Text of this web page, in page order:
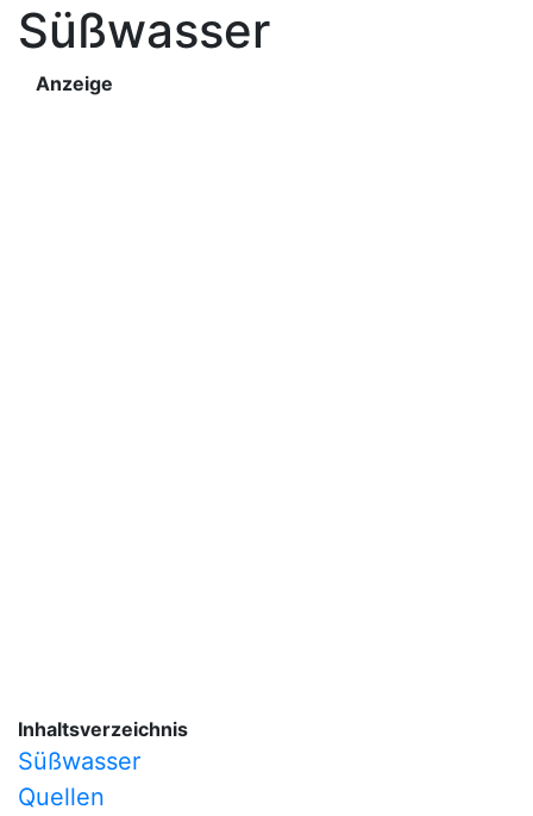
Süßwasser
Anzeige
Inhaltsverzeichnis
Süßwasser
Quellen